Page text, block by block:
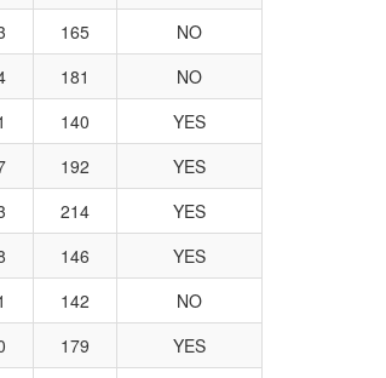
165
NO
181
NO
140
YES
192
YES
214
YES
146
YES
142
NO
179
YES